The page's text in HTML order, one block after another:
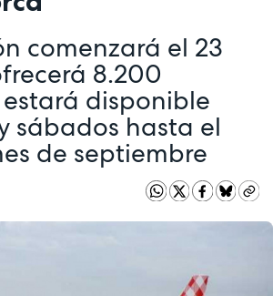
comenzará el 23
8.200
disponible
sábados hasta el
de septiembre